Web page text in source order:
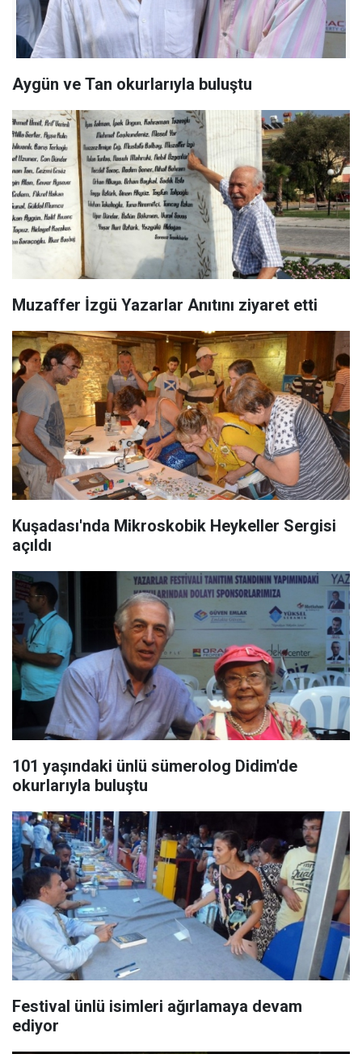
Aygün ve Tan okurlarıyla buluştu
Muzaffer İzgü Yazarlar Anıtını ziyaret etti
Kuşadası'nda Mikroskobik Heykeller Sergisi
açıldı
101 yaşındaki ünlü sümerolog Didim'de
okurlarıyla buluştu
Festival ünlü isimleri ağırlamaya devam
ediyor